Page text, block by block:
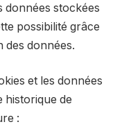
données stockées
possibilité grâce
des données.
et les données
historique de
: